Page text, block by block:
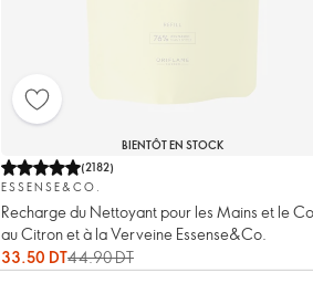
BIENTÔT EN STOCK
(2182)
ESSENSE&CO.
Recharge du Nettoyant pour les Mains et le
au Citron et à la Verveine Essense&Co.
33.50 DT44.90 DT